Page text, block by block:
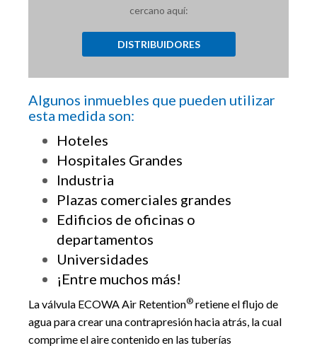
cercano aquí:
DISTRIBUIDORES
Algunos inmuebles que pueden utilizar
esta medida son:
Hoteles
Hospitales Grandes
Industria
Plazas comerciales grandes
Edificios de oficinas o
departamentos
Universidades
¡Entre muchos más!
La válvula ECOWA Air Retention® retiene el flujo de
agua para crear una contrapresión hacia atrás, la cual
comprime el aire contenido en las tuberías